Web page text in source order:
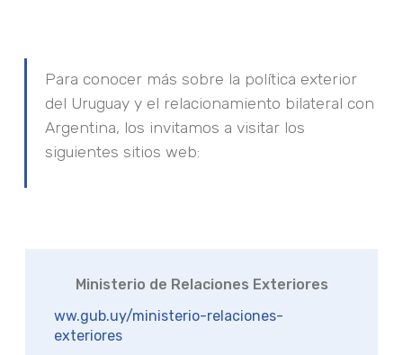
Para conocer más sobre la política exterior
del Uruguay y el relacionamiento bilateral con
Argentina, los invitamos a visitar los
siguientes sitios web:
Ministerio de Relaciones Exteriores
ww.gub.uy/ministerio-relaciones-
exteriores